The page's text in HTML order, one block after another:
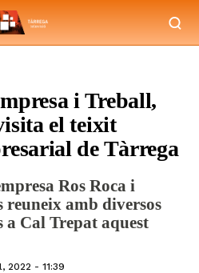
i Treball,
el teixit
de Tàrrega
Ros Roca i
reuneix amb diversos
Cal Trepat aquest
2022 - 11:39